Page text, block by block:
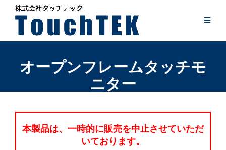
オープンフレームタッチモ
ニター
本製品は、一時的に販売を中止させていただ
いております。